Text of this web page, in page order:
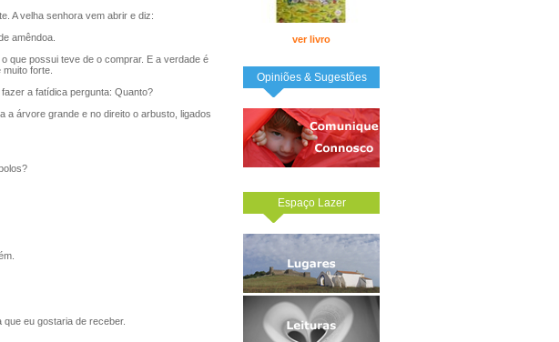
ver livro
Opiniões & Sugestões
Espaço Lazer
A velha senhora vem abrir e diz:
amêndoa.
que possui teve de o comprar. E a verdade é
forte.
a fatídica pergunta: Quanto?
árvore grande e no direito o arbusto, ligados
eu gostaria de receber.